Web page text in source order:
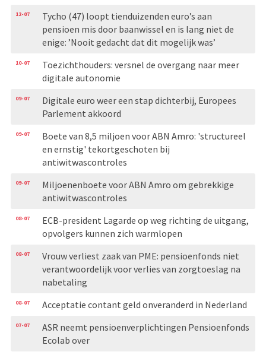
12-07
Tycho (47) loopt tienduizenden euro’s aan
pensioen mis door baanwissel en is lang niet de
enige: ’Nooit gedacht dat dit mogelijk was’
10-07
Toezichthouders: versnel de overgang naar meer
digitale autonomie
09-07
Digitale euro weer een stap dichterbij, Europees
Parlement akkoord
09-07
Boete van 8,5 miljoen voor ABN Amro: 'structureel
en ernstig' tekortgeschoten bij
antiwitwascontroles
09-07
Miljoenenboete voor ABN Amro om gebrekkige
antiwitwascontroles
08-07
ECB-president Lagarde op weg richting de uitgang,
opvolgers kunnen zich warmlopen
08-07
Vrouw verliest zaak van PME: pensioenfonds niet
verantwoordelijk voor verlies van zorgtoeslag na
nabetaling
08-07 Acceptatie contant geld onveranderd in Nederland
07-07
ASR neemt pensioenverplichtingen Pensioenfonds
Ecolab over